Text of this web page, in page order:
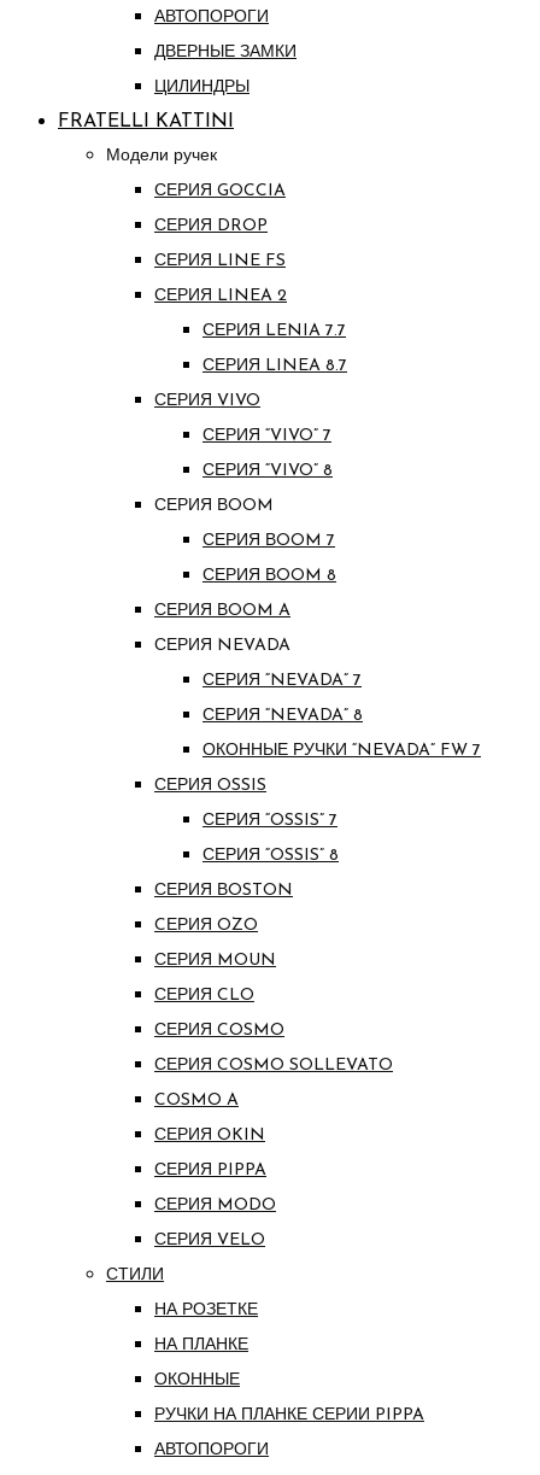
АВТОПОРОГИ
ДВЕРНЫЕ ЗАМКИ
ЦИЛИНДРЫ
FRATELLI KATTINI
Модели ручек
СЕРИЯ GOCCIA
СЕРИЯ DROP
СЕРИЯ LINE FS
СЕРИЯ LINEA 2
СЕРИЯ LENIA 7.7
СЕРИЯ LINEA 8.7
СЕРИЯ VIVO
СЕРИЯ “VIVO” 7
СЕРИЯ “VIVO” 8
СЕРИЯ ВOOM
СЕРИЯ ВOOM 7
СЕРИЯ ВOOM 8
СЕРИЯ ВOOM A
СЕРИЯ NEVADA
СЕРИЯ “NEVADA” 7
СЕРИЯ “NEVADA” 8
ОКОННЫЕ РУЧКИ “NEVADA” FW 7
СЕРИЯ OSSIS
СЕРИЯ “OSSIS” 7
СЕРИЯ “OSSIS” 8
СЕРИЯ ВOSTON
CЕРИЯ OZO
СЕРИЯ MOUN
СЕРИЯ CLO
СЕРИЯ COSMO
СЕРИЯ COSMO SOLLEVATO
COSMO A
СЕРИЯ OKIN
СЕРИЯ PIPPA
СЕРИЯ MODO
СЕРИЯ VELO
СТИЛИ
НА РОЗЕТКЕ
НА ПЛАНКЕ
ОКОННЫЕ
РУЧКИ НА ПЛАНКЕ СЕРИИ PIPPA
АВТОПОРОГИ